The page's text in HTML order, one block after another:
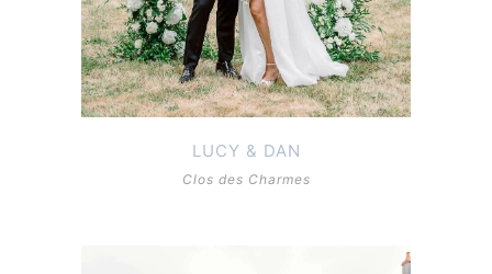
LUCY & DAN
Clos des Charmes